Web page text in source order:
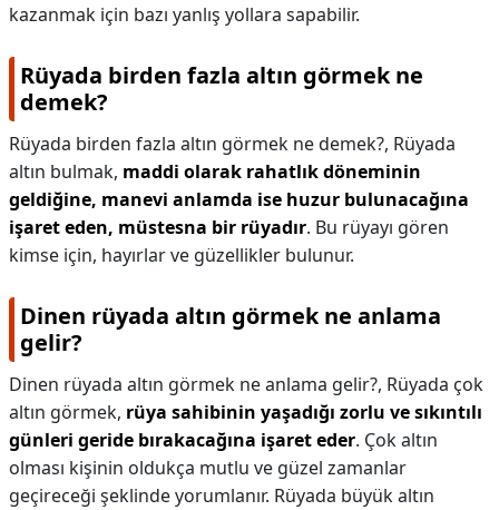
kazanmak için bazı yanlış yollara sapabilir.
Rüyada birden fazla altın görmek ne
demek?
Rüyada birden fazla altın görmek ne demek?, Rüyada
altın bulmak, maddi olarak rahatlık döneminin
geldiğine, manevi anlamda ise huzur bulunacağına
işaret eden, müstesna bir rüyadır. Bu rüyayı gören
kimse için, hayırlar ve güzellikler bulunur.
Dinen rüyada altın görmek ne anlama
gelir?
Dinen rüyada altın görmek ne anlama gelir?, Rüyada çok
altın görmek, rüya sahibinin yaşadığı zorlu ve sıkıntılı
günleri geride bırakacağına işaret eder. Çok altın
olması kişinin oldukça mutlu ve güzel zamanlar
geçireceği şeklinde yorumlanır. Rüyada büyük altın